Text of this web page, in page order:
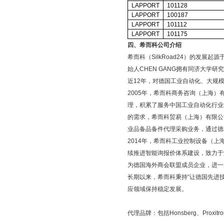
LAPPORT
101128
LAPPORT
100187
LAPPORT
101112
LAPPORT
101175
四、希而科公司介绍
希而科（SilkRoad24）的发展起源
始人CHEN GANG拥有同济大学研
近12年，对德国工业自动化、大规
2005年，希而科商务咨询（上海）
理，积累了服务中国工业自动化行
的需求，希而科贸易（上海）有限
业品备品备件代理采购业务，通过
2014年，希而科工业控制设备（上
续推进智能询报价体系建设，致力
为德国海外商会联盟成员企业，进
长期以来，希而科秉持“让德国先进
应领域保持稳定发展。
代理品牌：包括Honsberg、